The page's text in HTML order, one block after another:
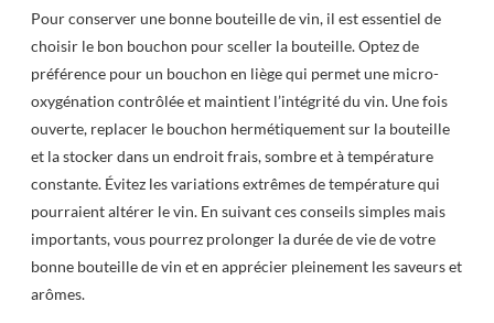
Pour conserver une bonne bouteille de vin, il est essentiel de
choisir le bon bouchon pour sceller la bouteille. Optez de
préférence pour un bouchon en liège qui permet une micro-
oxygénation contrôlée et maintient l’intégrité du vin. Une fois
ouverte, replacer le bouchon hermétiquement sur la bouteille
et la stocker dans un endroit frais, sombre et à température
constante. Évitez les variations extrêmes de température qui
pourraient altérer le vin. En suivant ces conseils simples mais
importants, vous pourrez prolonger la durée de vie de votre
bonne bouteille de vin et en apprécier pleinement les saveurs et
arômes.